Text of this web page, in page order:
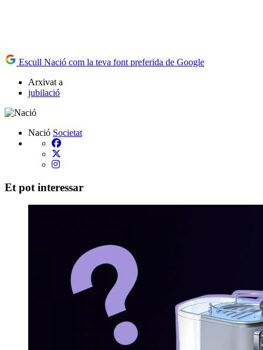
Escull Nació com la teva font preferida de Google
Arxivat a
jubilació
Nació Societat
Et pot interessar